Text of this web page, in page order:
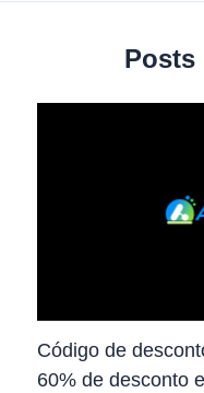
Código de
60% de desconto